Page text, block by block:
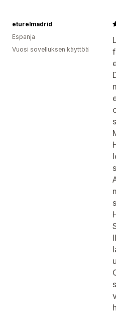
eturelmadrid
Espanja
Vuosi sovelluksen käyttöä